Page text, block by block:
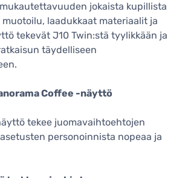
jokaista kupillista
laadukkaat materiaalit ja
tekevät J10 Twin:stä tyylikkään ja
täydelliseen
Coffee -näyttö
tekee juomavaihtoehtojen
personoinnista nopeaa ja